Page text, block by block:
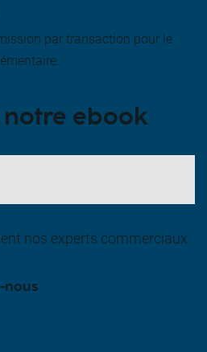
par transaction pour le
notre ebook
nos experts commerciaux
nous